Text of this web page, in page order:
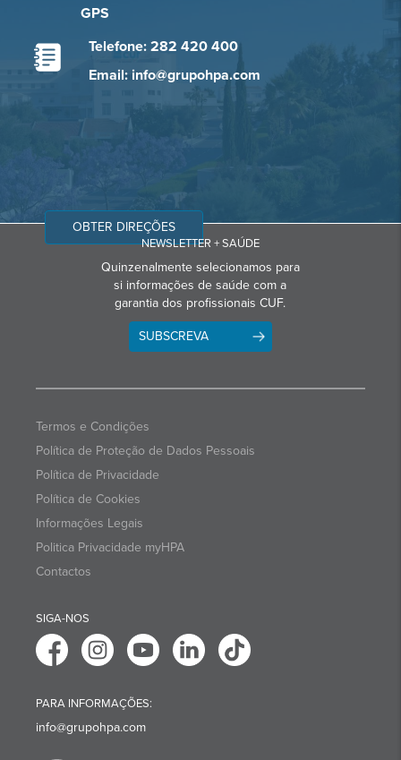
GPS
Telefone: 282 420 400
Email: info@grupohpa.com
OBTER DIREÇÕES
NEWSLETTER + SAÚDE
Quinzenalmente selecionamos para
si informações de saúde com a
garantia dos profissionais CUF.
SUBSCREVA
Termos e Condições
Política de Proteção de Dados Pessoais
Política de Privacidade
Política de Cookies
Informações Legais
Politica Privacidade myHPA
Contactos
SIGA-NOS
PARA INFORMAÇÕES:
info@grupohpa.com